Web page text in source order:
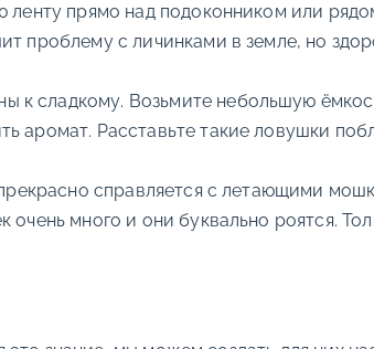
ленту прямо над подоконником или
проблему с личинками в земле, но
к сладкому. Возьмите небольшую
аромат. Расставьте такие ловушки
справляется с летающими
много и они буквально роятся.